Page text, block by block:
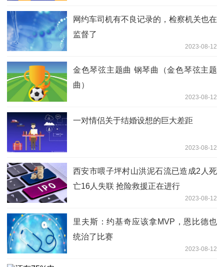
网约车司机有不良记录的，检察机关也在
监督了
2023-08-12
金色琴弦主题曲 钢琴曲（金色琴弦主题
曲）
2023-08-12
一对情侣关于结婚设想的巨大差距
2023-08-12
西安市喂子坪村山洪泥石流已造成2人死
亡16人失联 抢险救援正在进行
2023-08-12
里夫斯：约基奇应该拿MVP，恩比德也
统治了比赛
2023-08-12